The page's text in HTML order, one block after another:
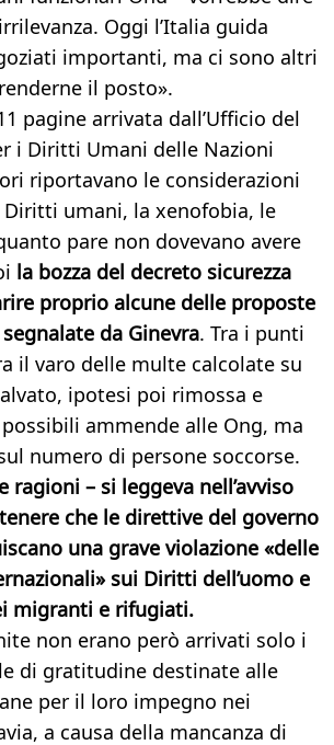
Oggi l’Italia guida
importanti, ma ci sono altri
il posto».
pagine arrivata dall’Ufficio del
i Diritti Umani delle Nazioni
riportavano le considerazioni
Diritti umani, la xenofobia, le
pare non dovevano avere
la bozza del decreto sicurezza
proprio alcune delle proposte
da Ginevra. Tra i punti
il varo delle multe calcolate su
ipotesi poi rimossa e
ammende alle Ong, ma
numero di persone soccorse.
ragioni – si leggeva nell’avviso
che le direttive del governo
una grave violazione «delle
sui Diritti dell’uomo e
migranti e rifugiati.
non erano però arrivati solo i
di gratitudine destinate alle
per il loro impegno nei
a causa della mancanza di